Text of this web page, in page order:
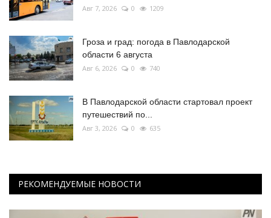
Авг 7, 2026 0 1209
Гроза и град: погода в Павлодарской
области 6 августа
Авг 6, 2026 0 740
В Павлодарской области стартовал проект
путешествий по...
Авг 3, 2026 0 635
РЕКОМЕНДУЕМЫЕ НОВОСТИ